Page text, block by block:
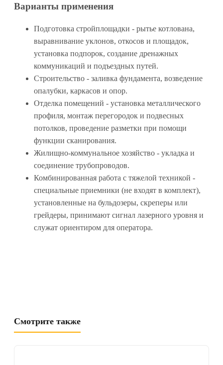
Варианты применения
Подготовка стройплощадки - рытье котлована,
выравнивание уклонов, откосов и площадок,
установка подпорок, создание дренажных
коммуникаций и подъездных путей.
Строительство - заливка фундамента, возведение
опалубки, каркасов и опор.
Отделка помещений - установка металлического
профиля, монтаж перегородок и подвесных
потолков, проведение разметки при помощи
функции сканирования.
Жилищно-коммунальное хозяйство - укладка и
соединение трубопроводов.
Комбинированная работа с тяжелой техникой -
специальные приемники (не входят в комплект),
установленные на бульдозеры, скреперы или
грейдеры, принимают сигнал лазерного уровня и
служат ориентиром для оператора.
Смотрите также